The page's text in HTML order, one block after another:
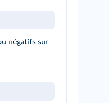
négatifs sur